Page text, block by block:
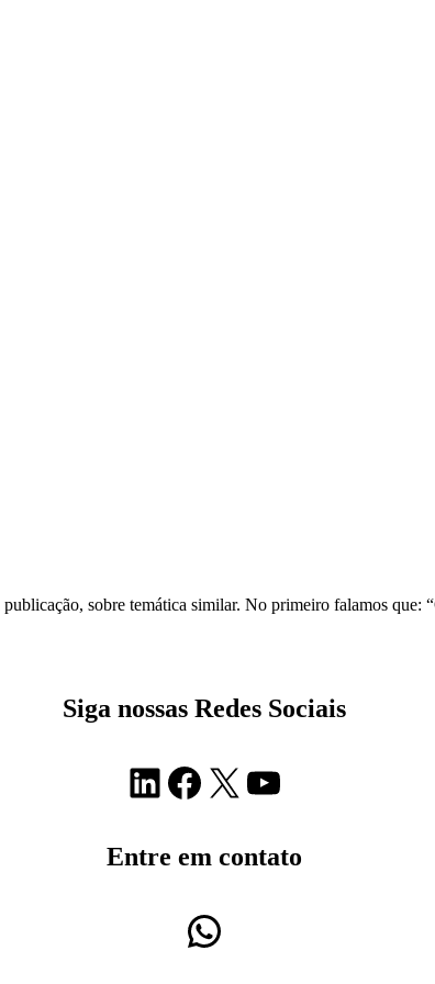
sobre temática similar. No primeiro falamos que:
Siga nossas Redes Sociais
LinkedIn
Facebook
X Youtube
Entre em contato
WhatsApp